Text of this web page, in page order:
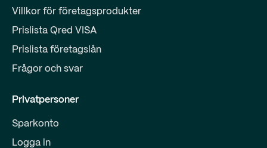
Villkor för företagsprodukter
Prislista Qred VISA
Prislista företagslån
Frågor och svar
Privatpersoner
Sparkonto
Logga in